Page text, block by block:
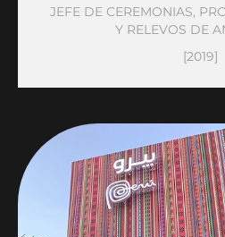
JEFE DE CEREMONIAS,
Y RELEVOS DE
[2019]